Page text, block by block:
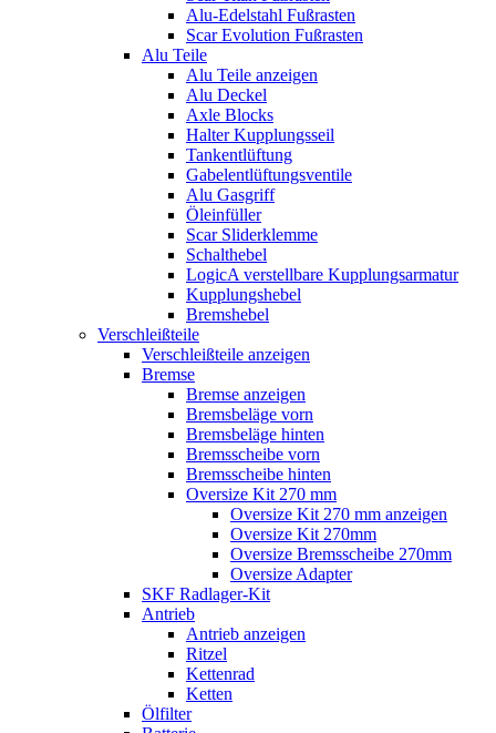
Alu-Edelstahl Fußrasten
Scar Evolution Fußrasten
Alu Teile
Alu Teile anzeigen
Alu Deckel
Axle Blocks
Halter Kupplungsseil
Tankentlüftung
Gabelentlüftungsventile
Alu Gasgriff
Öleinfüller
Scar Sliderklemme
Schalthebel
LogicA verstellbare Kupplungsarmatur
Kupplungshebel
Bremshebel
Verschleißteile
Verschleißteile anzeigen
Bremse
Bremse anzeigen
Bremsbeläge vorn
Bremsbeläge hinten
Bremsscheibe vorn
Bremsscheibe hinten
Oversize Kit 270 mm
Oversize Kit 270 mm anzeigen
Oversize Kit 270mm
Oversize Bremsscheibe 270mm
Oversize Adapter
SKF Radlager-Kit
Antrieb
Antrieb anzeigen
Ritzel
Kettenrad
Ketten
Ölfilter